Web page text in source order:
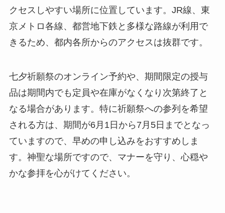
クセスしやすい場所に位置しています。JR線、東
京メトロ各線、都営地下鉄と多様な路線が利用で
きるため、都内各所からのアクセスは抜群です。
七夕祈願祭のオンライン予約や、期間限定の授与
品は期間内でも定員や在庫がなくなり次第終了と
なる場合があります。特に祈願祭への参列を希望
される方は、期間が6月1日から7月5日までとなっ
ていますので、早めの申し込みをおすすめしま
す。神聖な場所ですので、マナーを守り、心穏や
かな参拝を心がけてください。